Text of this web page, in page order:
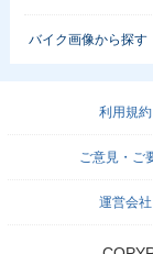
バイク画像から探す
利用規約
ご意見・ご
運営会社